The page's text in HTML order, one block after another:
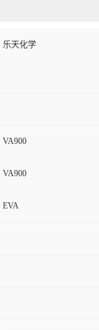
乐天化学
VA900
VA900
EVA